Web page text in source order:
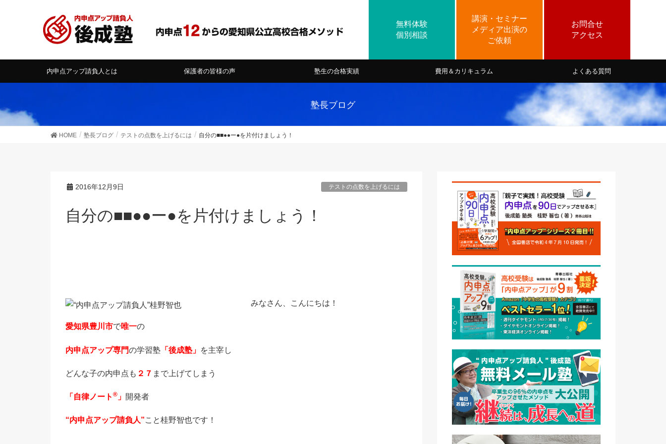
内申点アップ請負人とは 保護者の皆様の声 塾生の合格実績 費用＆カリキュラム よくある質問
塾長ブログ
HOME 塾長ブログ テストの点数を上げるには 自分の■■●●ー●を片付けましょう！
2016年12月9日 テストの点数を上げるには
自分の■■●●ー●を片付けましょう！
みなさん、こんにちは！
愛知県豊川市で唯一の
内申点アップ専門の学習塾 「後成塾」 を主宰し
どんな子の内申点も ２７ まで上げてしまう
「自律ノート ® 」 開発者
“内申点アップ請負人”こと桂野智也です！